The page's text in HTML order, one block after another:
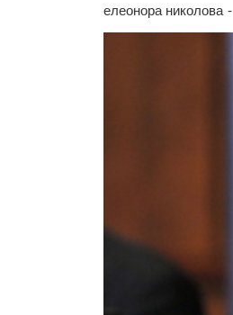
елеонора николова -